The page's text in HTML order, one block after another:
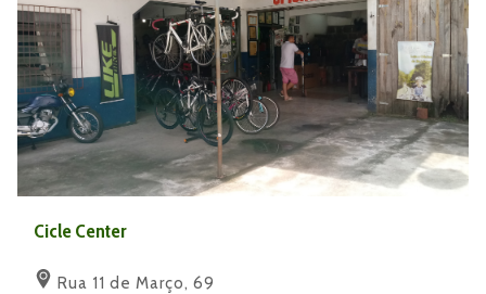
Cicle Center
Rua 11 de Março, 69